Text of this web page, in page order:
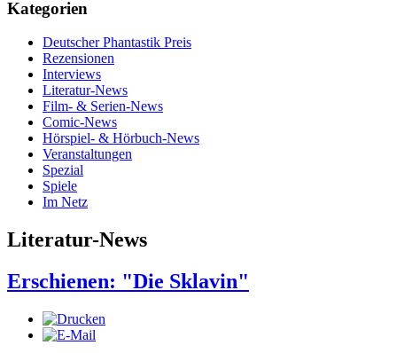
Kategorien
Deutscher Phantastik Preis
Rezensionen
Interviews
Literatur-News
Film- & Serien-News
Comic-News
Hörspiel- & Hörbuch-News
Veranstaltungen
Spezial
Spiele
Im Netz
Literatur-News
Erschienen: "Die Sklavin"